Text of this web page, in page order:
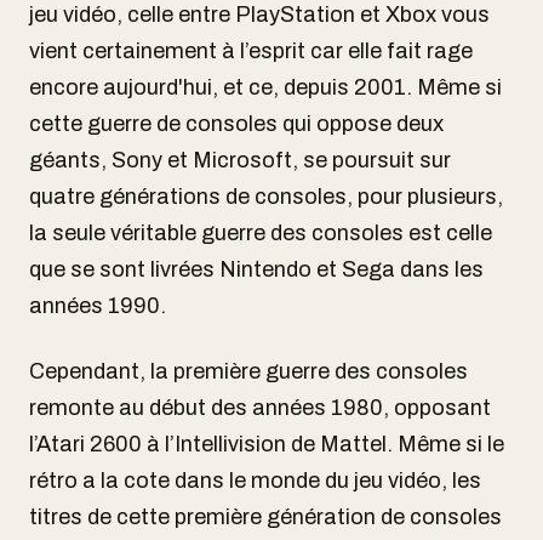
jeu vidéo, celle entre PlayStation et Xbox vous
vient certainement à l’esprit car elle fait rage
encore aujourd'hui, et ce, depuis 2001. Même si
cette guerre de consoles qui oppose deux
géants, Sony et Microsoft, se poursuit sur
quatre générations de consoles, pour plusieurs,
la seule véritable guerre des consoles est celle
que se sont livrées Nintendo et Sega dans les
années 1990.
Cependant, la première guerre des consoles
remonte au début des années 1980, opposant
l’Atari 2600 à l’Intellivision de Mattel. Même si le
rétro a la cote dans le monde du jeu vidéo, les
titres de cette première génération de consoles